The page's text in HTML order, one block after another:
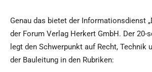
Genau das bietet der Informationsdienst
der Forum Verlag Herkert GmbH. Der 20-
legt den Schwerpunkt auf Recht, Technik
der Bauleitung in den Rubriken: